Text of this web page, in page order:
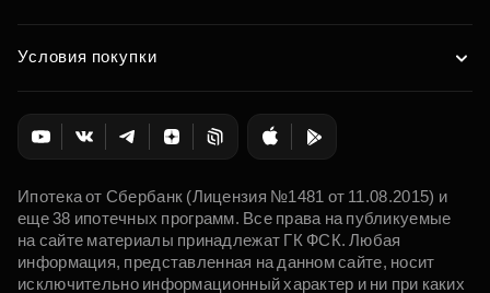
Условия покупки
Ипотека от Сбербанк (Лицензия №1481 от 11.08.2015) и
еще 38 ипотечных программ. Все права на публикуемые
на сайте материалы принадлежат ГК ФСК. Любая
информация, представленная на данном сайте, носит
исключительно информационный характер и ни при каких